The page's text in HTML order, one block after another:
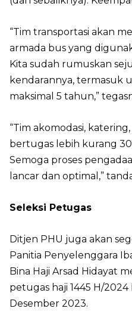
“Tim transportasi akan
armada bus yang
Kita sudah rumuskan
kendarannya, termasuk
maksimal 5 tahun,”
“Tim akomodasi,
bertugas lebih kurang 30
Semoga proses
lancar dan optimal,”
Seleksi Petugas
Ditjen PHU juga akan
Panitia Penyelenggara
Bina Haji Arsad Hidayat
petugas haji 1445 H/
Desember 2023.